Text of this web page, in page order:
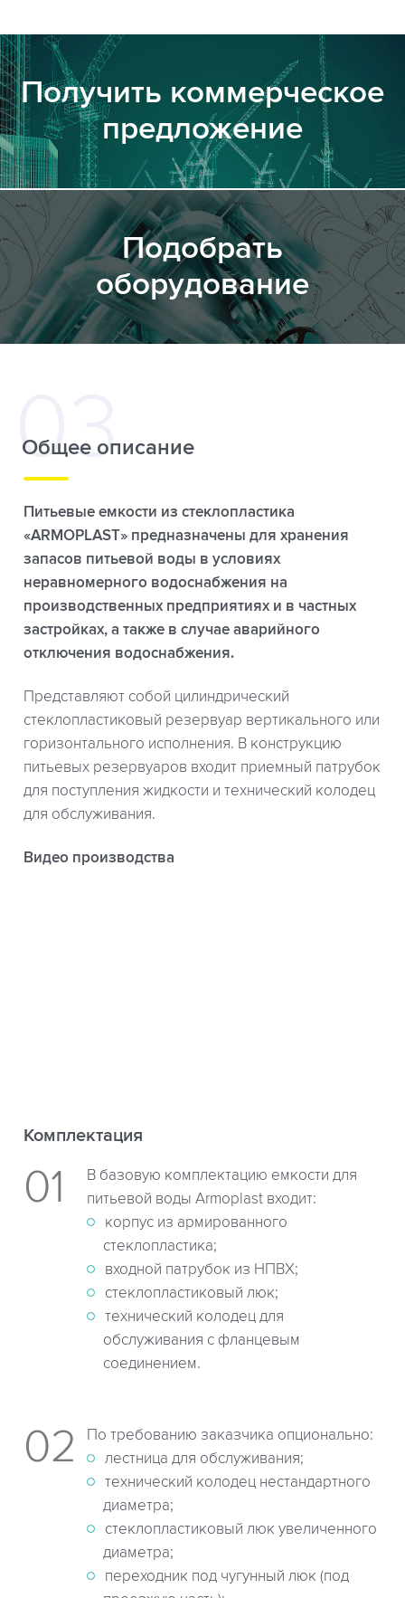
Получить коммерческое
предложение
Подобрать
оборудование
Общее описание
Питьевые емкости из стеклопластика
«ARMOPLAST» предназначены для хранения
запасов питьевой воды в условиях
неравномерного водоснабжения на
производственных предприятиях и в частных
застройках, а также в случае аварийного
отключения водоснабжения.
Представляют собой цилиндрический
стеклопластиковый резервуар вертикального или
горизонтального исполнения. В конструкцию
питьевых резервуаров входит приемный патрубок
для поступления жидкости и технический колодец
для обслуживания.
Видео производства
Комплектация
В базовую комплектацию емкости для
питьевой воды Armoplast входит:
корпус из армированного
стеклопластика;
входной патрубок из НПВХ;
стеклопластиковый люк;
технический колодец для
обслуживания с фланцевым
соединением.
По требованию заказчика опционально:
лестница для обслуживания;
технический колодец нестандартного
диаметра;
стеклопластиковый люк увеличенного
диаметра;
переходник под чугунный люк (под